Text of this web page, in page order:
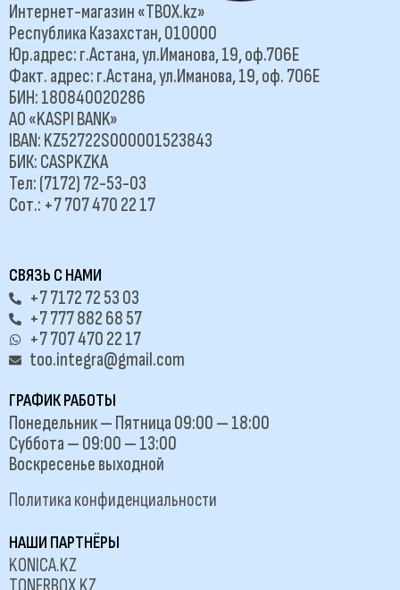
Интернет-магазин «TBOX.kz»
Республика Казахстан, 010000
Юр.адрес: г.Астана, ул.Иманова, 19, оф.706Е
Факт. адрес: г.Астана, ул.Иманова, 19, оф. 706Е
БИН: 180840020286
АО «KASPI BANK»
IBAN: KZ52722S000001523843
БИК: CASPKZKA
Тел: (7172) 72-53-03
Сот.: +7 707 470 22 17
СВЯЗЬ С НАМИ
+7 7172 72 53 03
+7 777 882 68 57
+7 707 470 22 17
too.integra@gmail.com
ГРАФИК РАБОТЫ
Понедельник — Пятница 09:00 — 18:00
Суббота — 09:00 — 13:00
Воскресенье выходной
Политика конфиденциальности
НАШИ ПАРТНЁРЫ
KONICA.KZ